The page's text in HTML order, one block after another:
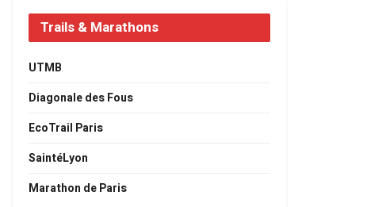
Trails & Marathons
UTMB
Diagonale des Fous
EcoTrail Paris
SaintéLyon
Marathon de Paris